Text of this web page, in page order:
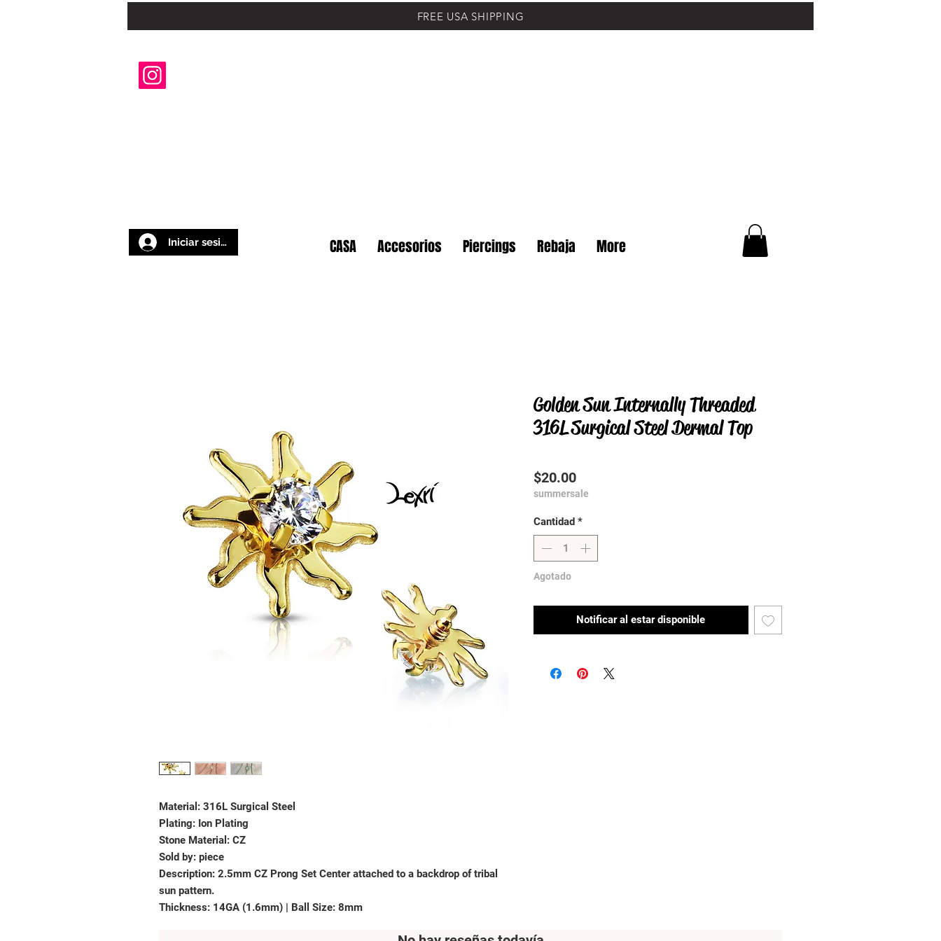
FREE USA SHIPPING
Iniciar sesión CASA Accesorios Piercings Rebaja More
Material: 316L Surgical Steel
Plating: Ion Plating
Stone Material: CZ
Sold by: piece
Description: 2.5mm CZ Prong Set Center attached to a backdrop of tribal
sun pattern.
Thickness: 14GA (1.6mm) | Ball Size: 8mm
Golden Sun Internally Threaded
316L Surgical Steel Dermal Top
$20.00Precio
summersale
Cantidad *
Agotado
Notificar al estar disponible